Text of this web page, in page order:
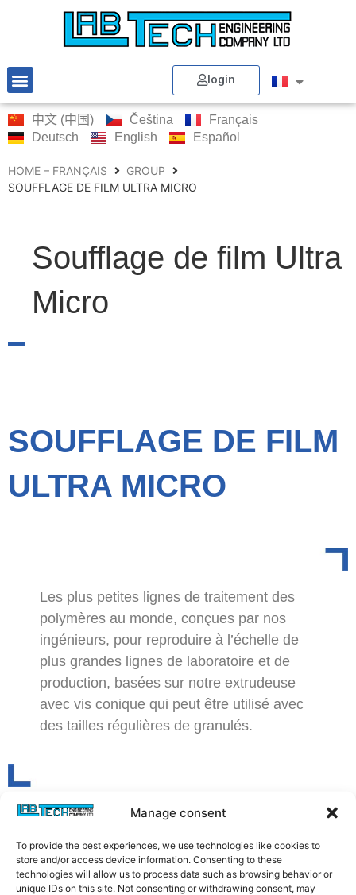
Manage consent
To provide the best experiences, we use technologies like cookies to
store and/or access device information. Consenting to these
technologies will allow us to process data such as browsing behavior or
unique IDs on this site. Not consenting or withdrawing consent, may
login
中文 (中国) Čeština
Français
Deutsch
English Español
HOME – FRANÇAIS
GROUP
SOUFFLAGE DE FILM ULTRA MICRO
Soufflage de film Ultra
Micro
SOUFFLAGE DE FILM
ULTRA MICRO
Les plus petites lignes de traitement des
polymères au monde, conçues par nos
ingénieurs, pour reproduire à l’échelle de
plus grandes lignes de laboratoire et de
production, basées sur notre extrudeuse
avec vis conique qui peut être utilisé avec
des tailles régulières de granulés.